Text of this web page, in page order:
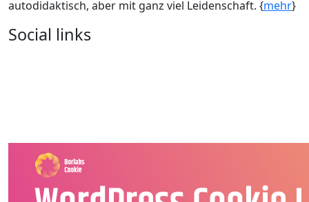
autodidaktisch, aber mit ganz viel Leidenschaft. {mehr}
Social links